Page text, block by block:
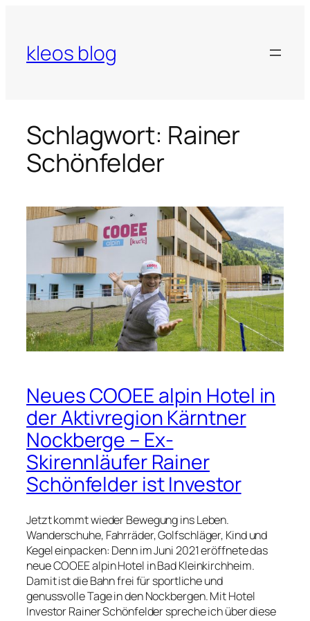
springen
kleos blog
Schlagwort: Rainer
Schönfelder
Neues COOEE alpin Hotel in
der Aktivregion Kärntner
Nockberge – Ex-
Skirennläufer Rainer
Schönfelder ist Investor
Jetzt kommt wieder Bewegung ins Leben.
Wanderschuhe, Fahrräder, Golfschläger, Kind und
Kegel einpacken: Denn im Juni 2021 eröffnete das
neue COOEE alpin Hotel in Bad Kleinkirchheim.
Damit ist die Bahn frei für sportliche und
genussvolle Tage in den Nockbergen. Mit Hotel
Investor Rainer Schönfelder spreche ich über diese